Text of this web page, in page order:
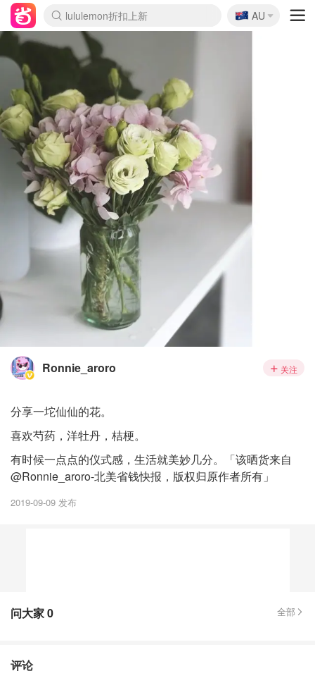
lululemon折扣上新
Sasa美妆护肤3.5折
SSENSE年中2.5折
FreshBeauty好价汇总
Cettire降价+叠9折
WWS Coles超市实拍
viagogo二手票捡漏
Myer折扣汇总
The Outnet奢牌1折起
David Jones 3折起
Flannels大牌1折
Perfumes Club护肤1折
AMIRO面罩$251
Amazon折扣汇总
Amazon数码好物
ThedoubleF高奢地板价
Moose Knuckles 6折
EUFY摄像头$98
Selenichast首饰2折
悉尼-墨尔本机票$29
Amazon家居好物
Amazon美妆护肤
雅漾大喷$8
过敏原检测盒$33
科颜氏高保湿面霜$29
SEALIFE海洋馆门票6折
丝塔芙大白罐$16
订阅Newsletter送香薰
Harrods圣诞日历$525
LN-CC奢牌私促
d'Alba空姐喷雾$16
EVE LOM套装£56
Bernardelli独家4折
Adore Beauty 6折起
Mytheresa奢品2.7折
Currentbody美容仪$881
MOON Garden Live
CR洗护套装$23
GANNI官网4.5折
Stylevana韩妆4折
Tessabit高奢8.5折
OGX洗发水$11
Amazon阿德莱德次日达
卡诗8.5折+赠礼
Philips Hue灯具8折
La Mer送8件礼值$529
始祖鸟 石头岛 8折
雅诗兰黛7.5折+赠礼
祖玛珑赠5件礼
惊❗️修丽可赠42ml精华
Loewe/BBR高奢8折
黑五价❗阿玛尼全场8折
Crocs洞洞鞋$36
A王情侣卫衣推荐
三星4K智能电视$664
倩碧7.5折+赠$110礼
Bobbi Brown 8折+赠礼
M.A.C 7.5折+赠彩妆套装
🇦🇺
AU
Ronnie_aroro 关注
分享一坨仙仙的花。
喜欢芍药，洋牡丹，桔梗。
有时候一点点的仪式感，生活就美妙几分。「该晒货来自
@Ronnie_aroro-北美省钱快报，版权归原作者所有」
2019-09-09 发布
问大家0 全部
评论